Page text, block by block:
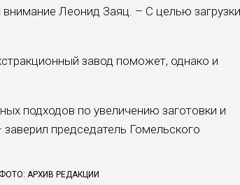
Леонид Заяц. – С целью загрузки
завод поможет, однако и
подходов по увеличению заготовки и
председатель Гомельского
ФОТО: АРХИВ РЕДАКЦИИ